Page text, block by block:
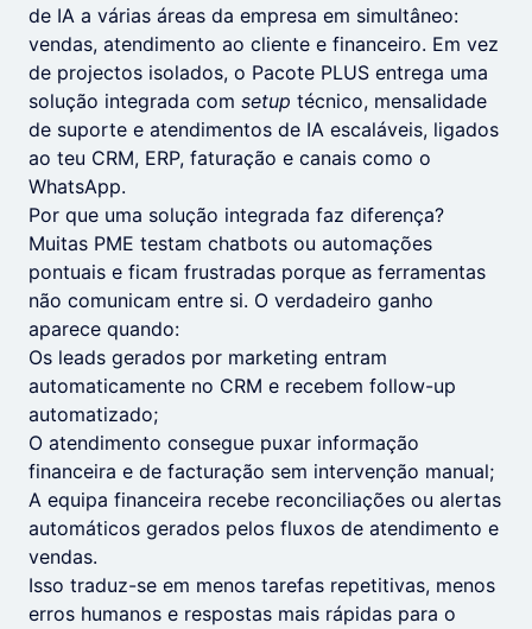
de IA a várias áreas da empresa em simultâneo:
vendas, atendimento ao cliente e financeiro. Em vez
de projectos isolados, o Pacote PLUS entrega uma
solução integrada com setup técnico, mensalidade
de suporte e atendimentos de IA escaláveis, ligados
ao teu CRM, ERP, faturação e canais como o
WhatsApp.
Por que uma solução integrada faz diferença?
Muitas PME testam chatbots ou automações
pontuais e ficam frustradas porque as ferramentas
não comunicam entre si. O verdadeiro ganho
aparece quando:
Os leads gerados por marketing entram
automaticamente no CRM e recebem follow-up
automatizado;
O atendimento consegue puxar informação
financeira e de facturação sem intervenção manual;
A equipa financeira recebe reconciliações ou alertas
automáticos gerados pelos fluxos de atendimento e
vendas.
Isso traduz-se em menos tarefas repetitivas, menos
erros humanos e respostas mais rápidas para o